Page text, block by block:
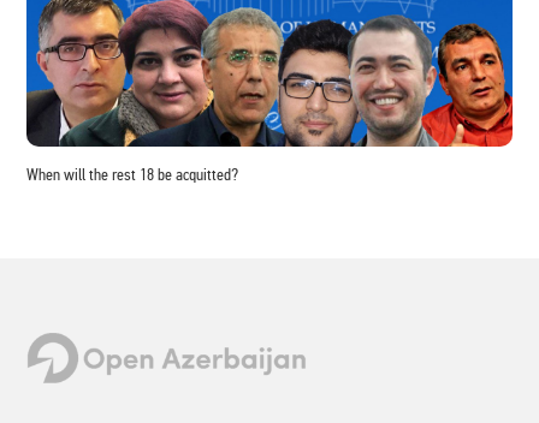
When will the rest 18 be acquitted?